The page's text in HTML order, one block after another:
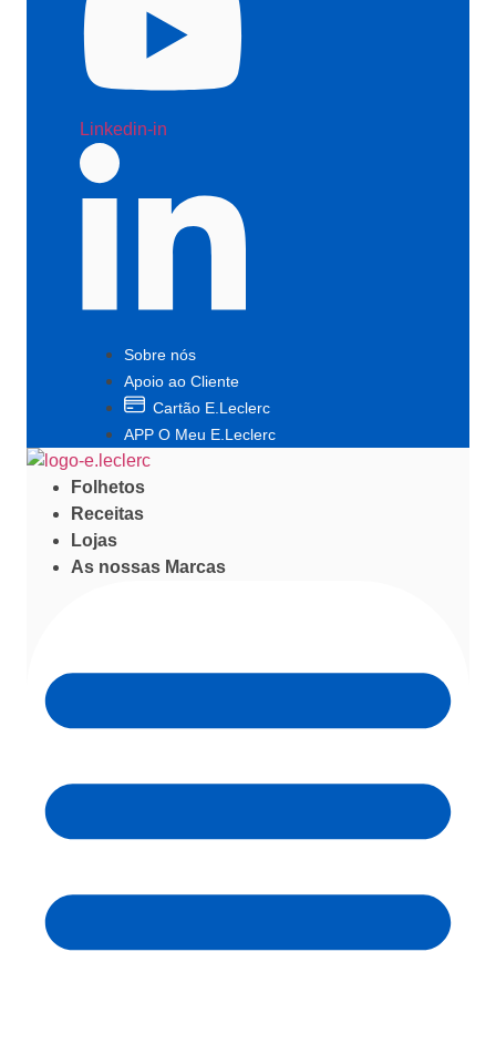
Linkedin-in
Sobre nós
Apoio ao Cliente
Cartão E.Leclerc
APP O Meu E.Leclerc
Folhetos
Receitas
Lojas
As nossas Marcas